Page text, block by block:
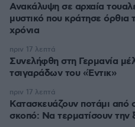
Ανακάλυψη σε αρχαία
μυστικό που κράτησε όρθια
χρόνια
Συνελήφθη στη Γερμανία
τσιγαράδων του «Έντικ»
πριν 17 λεπτά
Κατασκευάζουν ποτάμι
σκοπό: Να τερματίσουν την
πριν 17 λεπτά